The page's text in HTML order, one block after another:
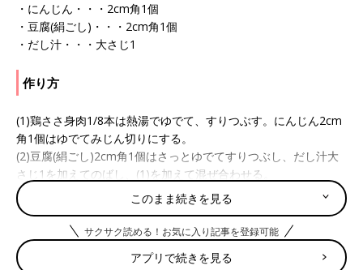
・にんじん・・・2cm角1個
・豆腐(絹ごし)・・・2cm角1個
・だし汁・・・大さじ1
作り方
(1)鶏ささ身肉1/8本は熱湯でゆでて、すりつぶす。にんじん2cm
角1個はゆでてみじん切りにする。
(2)豆腐(絹ごし)2cm角1個はさっとゆでてすりつぶし、だし汁大
さじ1を加えてのばし、(1)を加えて混ぜ合わせる。
■参考：
『すぐわかる! 離乳食』（ベネッセコーポレーション
刊）より抜粋。情報は書籍掲載時のものです。
離乳食 7,8ヶ月[もぐもぐ期] 進め方、食材別レシピ、離乳食動画
きほんの離乳食
このまま続きを見る
サクサク読める！お気に入り記事を登録可能
アプリで続きを見る